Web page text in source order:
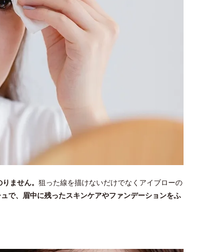
ません。 狙った線を描けないだけでなくアイブローの
で、眉中に残ったスキンケアやファンデーションをふ